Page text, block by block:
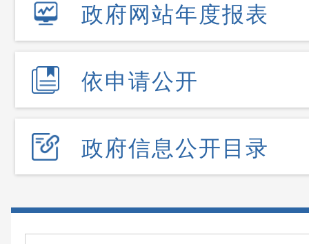
政府网站年度报表
依申请公开
政府信息公开目录